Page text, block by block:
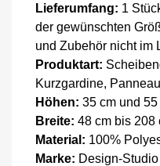
Lieferumfang: 1
der gewünschten
und Zubehör nicht im
Produktart:
Kurzgardine,
Höhen: 35 cm und 55
Breite: 48 cm bis 208
Material: 100%
Marke: Design-